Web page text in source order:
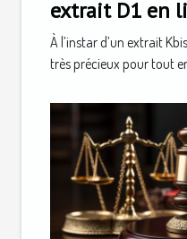
extrait D1 en
À l’instar d’un extrait
très précieux pour tout